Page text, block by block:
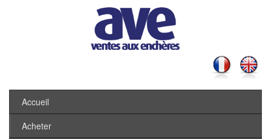
Accueil
Acheter